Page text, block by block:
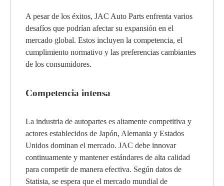
A pesar de los éxitos, JAC Auto Parts enfrenta varios
desafíos que podrían afectar su expansión en el
mercado global. Estos incluyen la competencia, el
cumplimiento normativo y las preferencias cambiantes
de los consumidores.
Competencia intensa
La industria de autopartes es altamente competitiva y
actores establecidos de Japón, Alemania y Estados
Unidos dominan el mercado. JAC debe innovar
continuamente y mantener estándares de alta calidad
para competir de manera efectiva. Según datos de
Statista, se espera que el mercado mundial de